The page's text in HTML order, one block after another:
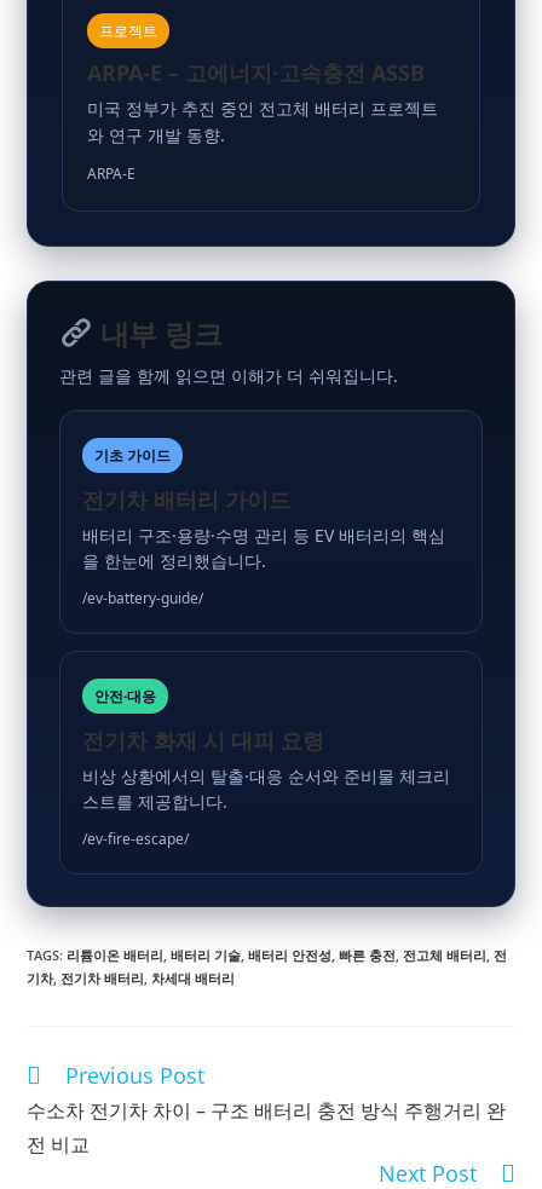
프로젝트
ARPA-E – 고에너지·고속충전 ASSB
미국 정부가 추진 중인 전고체 배터리 프로젝트
와 연구 개발 동향.
ARPA-E
내부 링크
관련 글을 함께 읽으면 이해가 더 쉬워집니다.
기초 가이드
전기차 배터리 가이드
배터리 구조·용량·수명 관리 등 EV 배터리의 핵심
을 한눈에 정리했습니다.
/ev-battery-guide/
안전·대응
전기차 화재 시 대피 요령
비상 상황에서의 탈출·대응 순서와 준비물 체크리
스트를 제공합니다.
/ev-fire-escape/
TAGS: 리튬이온 배터리 배터리 기술 배터리 안전성 빠른 충전 전고체 배터리 전
기차, 전기차 배터리 차세대 배터리
Read
articles
Previous Post
수소차 전기차 차이 – 구조 배터리 충전 방식 주행거리 완
전 비교
Next Post